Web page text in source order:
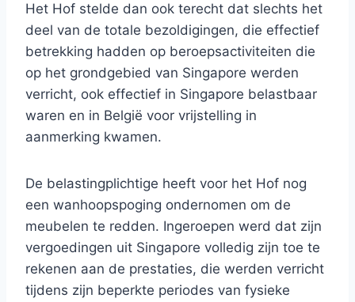
Het Hof stelde dan ook terecht dat slechts het
deel van de totale bezoldigingen, die effectief
betrekking hadden op beroepsactiviteiten die
op het grondgebied van Singapore werden
verricht, ook effectief in Singapore belastbaar
waren en in België voor vrijstelling in
aanmerking kwamen.
De belastingplichtige heeft voor het Hof nog
een wanhoopspoging ondernomen om de
meubelen te redden. Ingeroepen werd dat zijn
vergoedingen uit Singapore volledig zijn toe te
rekenen aan de prestaties, die werden verricht
tijdens zijn beperkte periodes van fysieke